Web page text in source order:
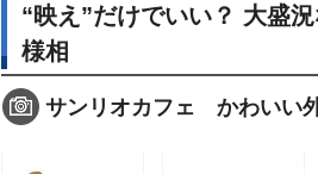
“映え”だけでいい？ 大盛
様相
サンリオカフェ かわいい